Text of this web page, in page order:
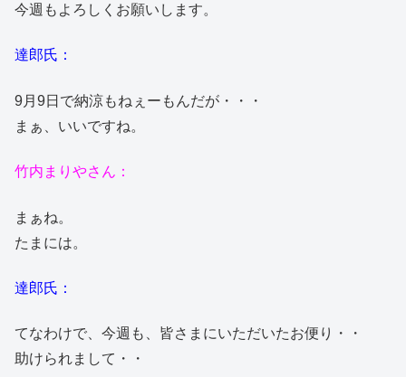
今週もよろしくお願いします。
達郎氏：
9月9日で納涼もねぇーもんだが・・・
まぁ、いいですね。
竹内まりやさん：
まぁね。
たまには。
達郎氏：
てなわけで、今週も、皆さまにいただいたお便り・・
助けられまして・・